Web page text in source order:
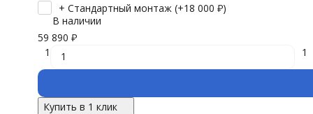
+ Стандартный монтаж (+18 000 ₽)
В наличии
59 890 ₽
1
1
Купить в 1 клик